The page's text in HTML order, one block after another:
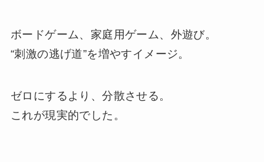
ボードゲーム、家庭用ゲーム、外遊び。
“刺激の逃げ道”を増やすイメージ。
ゼロにするより、分散させる。
これが現実的でした。